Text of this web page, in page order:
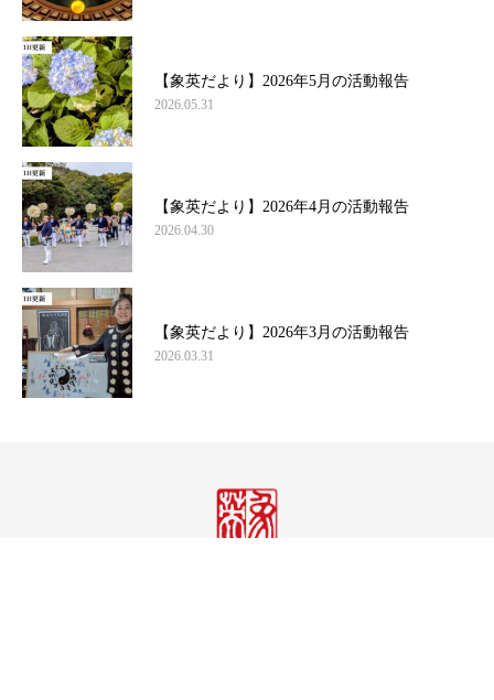
【象英だより】2026年5月の活動報告
2026.05.31
【象英だより】2026年4月の活動報告
2026.04.30
【象英だより】2026年3月の活動報告
2026.03.31